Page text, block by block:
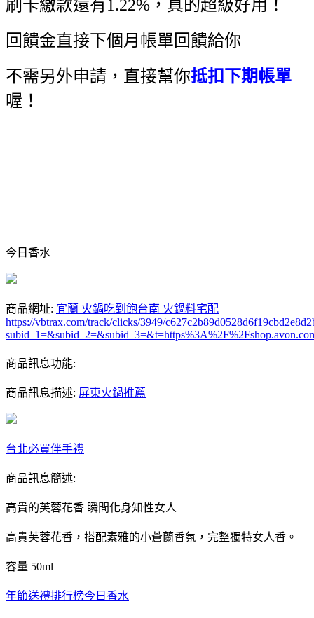
刷卡繳款還有1.22%，真的超級好用！
回饋金直接下個月帳單回饋給你
不需另外申請，直接幫你抵扣下期帳單
喔！
今日香水
商品網址: 宜蘭 火鍋吃到飽台南 火鍋料宅配
https://vbtrax.com/track/clicks/3949/
商品訊息功能:
商品訊息描述: 屏東火鍋推薦
台北必買伴手禮
商品訊息簡述:
高貴的芙蓉花香 瞬間化身知性女人
高貴芙蓉花香，搭配素雅的小蒼蘭香氛，完整獨特女人香。
容量 50ml
年節送禮排行榜今日香水